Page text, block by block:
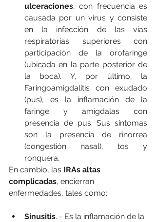
ulceraciones, con frecuencia es
causada por un virus y consiste
en la infección de las vías
respiratorias superiores con
participación de la orofaringe
(ubicada en la parte posterior de
la boca). Y, por último, la
Faringoamigdalitis con exudado
(pus), es la inflamación de la
faringe y amígdalas con
presencia de pus. Sus síntomas
son la presencia de rinorrea
(congestión nasal), tos y
ronquera.
En cambio, las IRAs altas
complicadas, encierran
enfermedades, tales como:
Sinusitis. - Es la inflamación de la